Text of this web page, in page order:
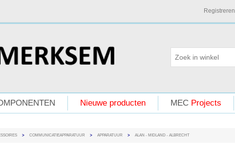
Registreren
Nieuwe producten MEC Projects
> COMMUNICATIEAPPARATUUR > APPARATUUR > ALAN - MIDLAND - ALBRECHT